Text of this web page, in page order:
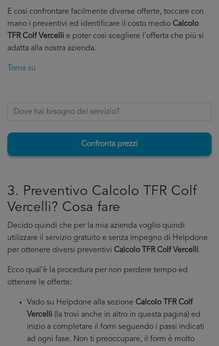
E cosi confrontare facilmente diverse offerte, toccare con
mano i preventivi ed identificare il costo medio Calcolo
TFR Colf Vercelli e poter cosi scegliere l’offerta che più si
adatta alla nostra azienda.
Torna su
Confronta prezzi
3. Preventivo Calcolo TFR Colf
Vercelli? Cosa fare
Decido quindi che per la mia azienda voglio quindi
utilizzare il servizio gratuito e senza impegno di Helpdone
per ottenere diversi preventivi Calcolo TFR Colf Vercelli.
Ecco qual’è la procedura per non perdere tempo ed
ottenere le offerte:
Vado su Helpdone alla sezione Calcolo TFR Colf
Vercelli (la trovi anche in altro in questa pagina) ed
inizio a completare il form seguendo i passi indicati
ad ogni fase. Non ti preoccupare, il form è molto